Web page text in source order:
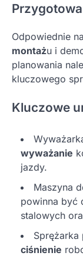
Odpowiednie
montażu i
planowania
kluczowego
Kluczowe
wyważanie
jazdy.
Maszyna
powinna być
stalowych
Sprężarka
ciśnienie